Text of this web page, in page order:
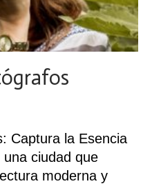
Captura la Esencia
ciudad que
moderna y